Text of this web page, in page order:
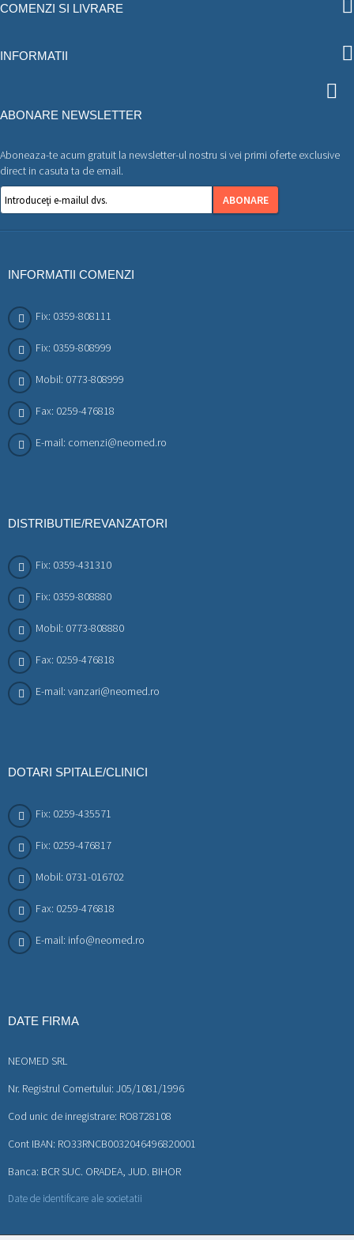
COMENZI SI LIVRARE
INFORMATII
ABONARE NEWSLETTER
Aboneaza-te acum gratuit la newsletter-ul nostru si vei primi oferte exclusive
direct in casuta ta de email.
ABONARE
INFORMATII COMENZI
Fix: 0359-808111
Fix: 0359-808999
Mobil: 0773-808999
Fax: 0259-476818
E-mail: comenzi@neomed.ro
DISTRIBUTIE/REVANZATORI
Fix: 0359-431310
Fix: 0359-808880
Mobil: 0773-808880
Fax: 0259-476818
E-mail: vanzari@neomed.ro
DOTARI SPITALE/CLINICI
Fix: 0259-435571
Fix: 0259-476817
Mobil: 0731-016702
Fax: 0259-476818
E-mail: info@neomed.ro
DATE FIRMA
NEOMED SRL
Nr. Registrul Comertului: J05/1081/1996
Cod unic de inregistrare: RO8728108
Cont IBAN: RO33RNCB0032046496820001
Banca: BCR SUC. ORADEA, JUD. BIHOR
Date de identificare ale societatii